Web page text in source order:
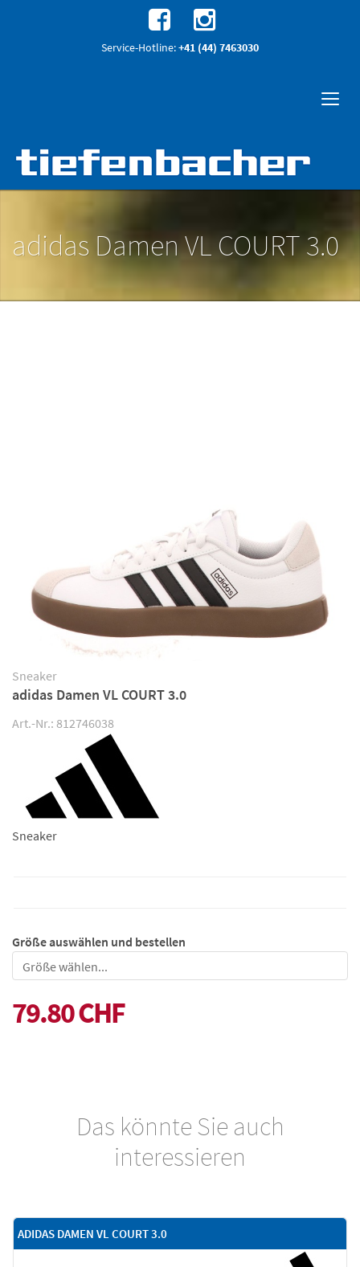
Service-Hotline:+41 (44) 7463030
adidas Damen VL COURT 3.0
Sneaker
adidas Damen VL COURT 3.0
Art.-Nr.: 812746038
Sneaker
Größe auswählen und bestellen
Größe
79.80 CHF
Das könnte Sie auch
interessieren
ADIDAS DAMEN VL COURT 3.0